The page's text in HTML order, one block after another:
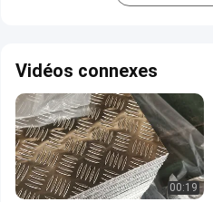
Vidéos connexes
00:19